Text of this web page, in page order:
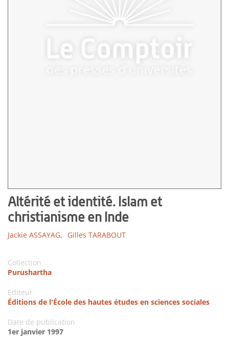
Altérité et identité. Islam et
christianisme en Inde
Jackie ASSAYAG, Gilles TARABOUT
Collection
Purushartha
Editeur
Éditions de l'École des hautes études en sciences sociales
Date de publication
1er janvier 1997